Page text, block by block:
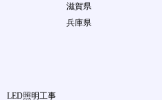
滋賀県
兵庫県
LED照明工事